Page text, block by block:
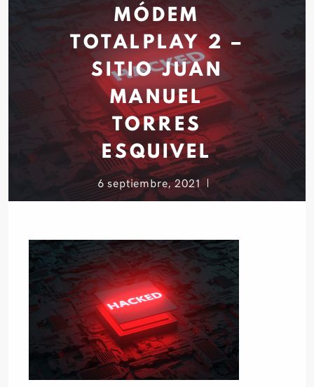
MÓDEM
TOTALPLAY 2 –
SITIO JUAN
MANUEL
TORRES
ESQUIVEL
6 septiembre, 2021